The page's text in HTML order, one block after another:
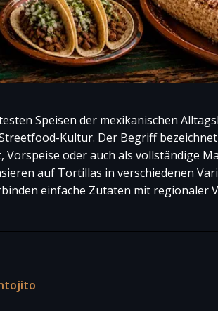
Speisen der mexikanischen
Kultur. Der Begriff
Vorspeise oder auch als vollständige
auf Tortillas in verschiedenen
einfache Zutaten mit regionaler